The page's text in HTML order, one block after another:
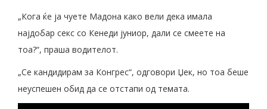
„Кога ќе ја чуете Мадона како вели дека имала
најдобар секс со Кенеди јуниор, дали се смеете на
тоа?“, праша водителот.
„Се кандидирам за Конгрес“, одговори Џек, но тоа беше
неуспешен обид да се отстапи од темата.